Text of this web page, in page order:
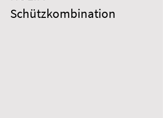
Schützkombination